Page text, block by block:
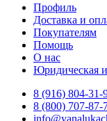
Профиль
Доставка и
Покупателям
Помощь
О нас
Юридическая
8 (916) 804-31-
8 (800) 707-87-